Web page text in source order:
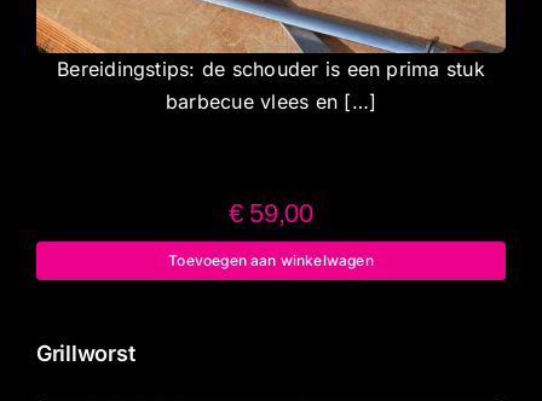
Bereidingstips: de schouder is een prima stuk
barbecue vlees en […]
€59,00
Toevoegen aan winkelwagen
Grillworst